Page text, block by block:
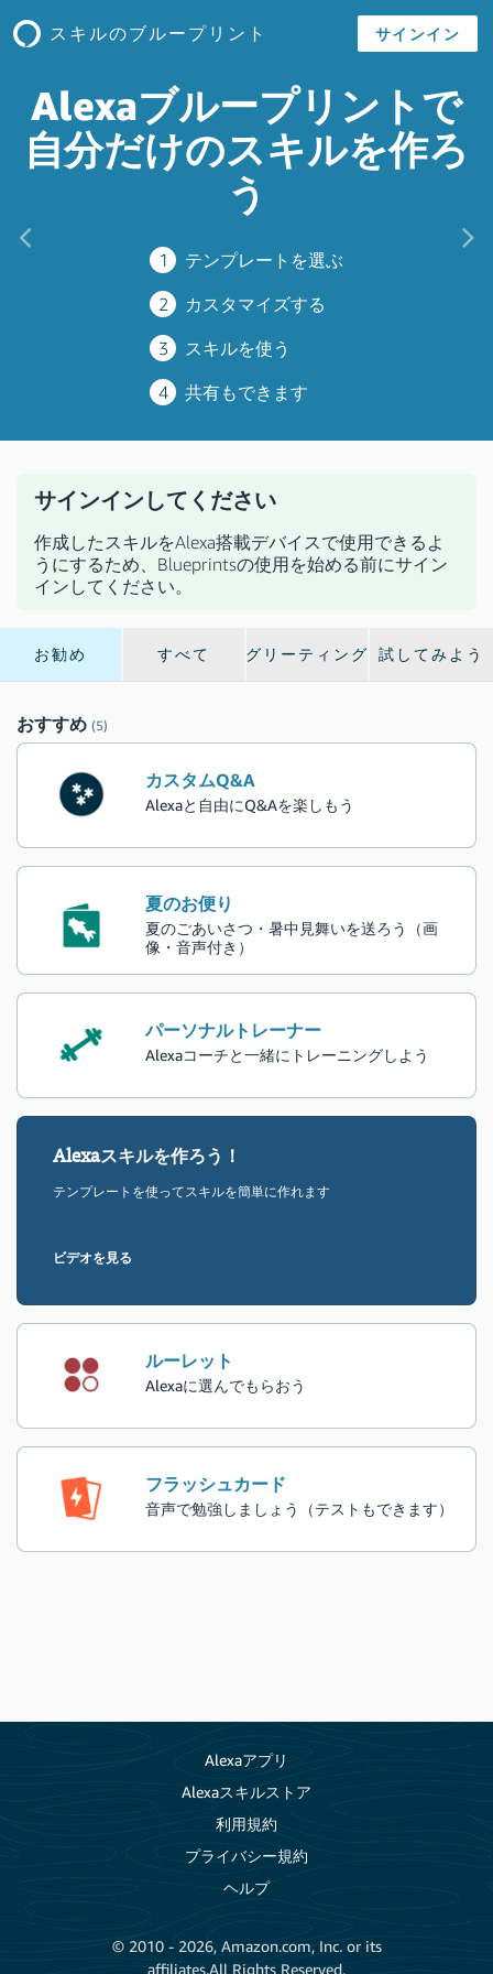
スキルのブループリント サインイン
Alexaブループリントで
自分だけのスキルを作ろ
う
1
テンプレートを選ぶ
2
カスタマイズする
3
スキルを使う
4
共有もできます
前へ
サインインしてください
作成したスキルをAlexa搭載デバイスで使用できるよ
うにするため、Blueprintsの使用を始める前にサイン
インしてください。
お勧め すべて グリーティング 試してみよう
おすすめ (5)
カスタムQ&A
Alexaと自由にQ&Aを楽しもう
夏のお便り
夏のごあいさつ・暑中見舞いを送ろう（画
像・音声付き）
パーソナルトレーナー
Alexaコーチと一緒にトレーニングしよう
Alexaスキルを作ろう！
テンプレートを使ってスキルを簡単に作れます
ビデオを見る
ルーレット
Alexaに選んでもらおう
フラッシュカード
音声で勉強しましょう（テストもできます）
Alexaアプリ
Alexaスキルストア
利用規約
プライバシー規約
ヘルプ
© 2010 - 2026, Amazon.com, Inc. or its
affiliates.All Rights Reserved.